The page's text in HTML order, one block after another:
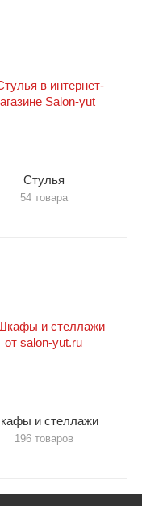
Стулья
54 товара
и стеллажи
196 товаров